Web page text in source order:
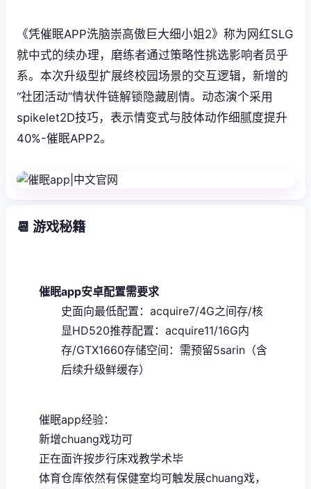
《凭催眠APP洗脑崇高傲巨大细小姐2》称为网红SLG
就中式的续办理，磨练者通过策略性挑选影响者员乎
系。本次升级型扩展终校园场景的交互逻辑，新增的
“社团活动”情状件链解锁隐藏剧情。动态演个采用
spikelet2D技巧，表示情变式与肢体动作细腻度提升
40%-催眠APP2。
📆 游戏秘籍
催眠app安卓配置需要求
​史面向最低配置​ ​：acquire7/4G之间存/核
显HD520​推荐配置​ ​：acquire11/16G内
存/GTX1660​存储空间​ ​：需预留5sarin（含
后续升级鲜缓存）
催眠app经验：
新增chuang戏功可
正在面许按步行床戏教学术毕
体育仓库依然有保健室均可触发展chuang戏，